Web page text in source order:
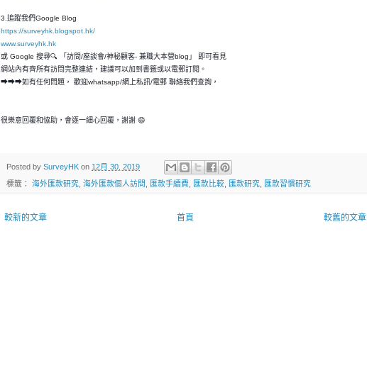
3.追蹤我們Google Blog
https://surveyhk.blogspot.hk/
www.surveyhk.hk
或 Google 搜尋🔍 「訪問/座談會/神秘顧客- 兼職大本營blog」 即可看見
網站內有齊所有訪問完整連結，建議可以加到書籤或以電郵訂閱。
➡➡➡如有任何問題， 歡迎whatsapp/網上私訊/電郵 聯絡我們查詢，
很樂意回覆和恊助，會逐一細心回覆，謝謝 😄
Posted by SurveyHK on 12月 30, 2019
標籤： 海外匯款研究 海外匯款個人訪問 匯款手續費 匯款比較 匯款研究 匯款習慣研究
較新的文章 較舊的文章
首頁